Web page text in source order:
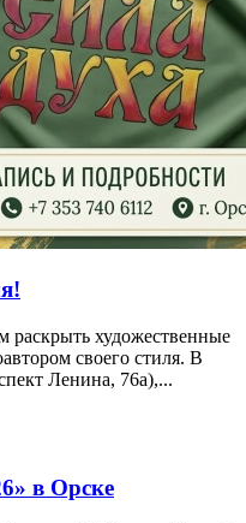
раскрыть художественные
своего стиля. В
Ленина, 76а),...
в Орске